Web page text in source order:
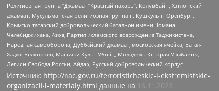
Религиозная группа “Джамаат “Красный пахарь”, Колумбайн, Хатлонский
джамаат, Мусульманская религиозная группа п. Кушкуль г. Оренбург,
Крымско-татарский добровольческий батальон имени Номана
Челебиджихана, Азов, Партия исламского возрождения Таджикистана,
Народная самооборона, Дуббайский джамаат, московская ячейка, Батал-
Хаджи Белхороев, Маньяки Культ Убийц, Молодёжь Которая Улыбается,
Легион Свобода России, Айдар, Русский добровольческий корпус
Источник: http://nac.gov.ru/terroristicheskie-i-ekstremistskie-
organizacii-i-materialy.html данные на 16.11.2023